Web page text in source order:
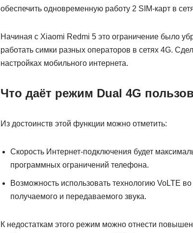
обеспечить одновременную работу 2 SIM-карт в
Начиная с Xiaomi Redmi 5 это ограничение было
работать симки разных операторов в сетях 4G.
настройках мобильного интернета.
Что даёт режим Dual 4G
Из достоинств этой функции можно отметить:
Скорость Интернет-подключения будет
программных ограничений телефона.
Возможность использовать технологию VoLTЕ
получаемого и передаваемого звука.
К недостаткам этого режим можно отнести